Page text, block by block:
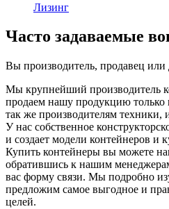
Лизинг
Часто задаваемые
Вы производитель, продавец или
Мы крупнейший производитель
продаем нашу продукцию только
так же производителям техники,
У нас собственное
и создает модели контейнеров и
Купить контейнеры вы можете
обратившись к нашим
вас форму связи. Мы подробно
предложим самое выгодное и
целей.